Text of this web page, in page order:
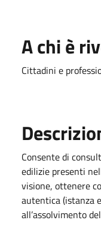
A chi è
Cittadini e
Consente di
edilizie presenti
visione, ottenere
autentica (istanza
all’assolvimento